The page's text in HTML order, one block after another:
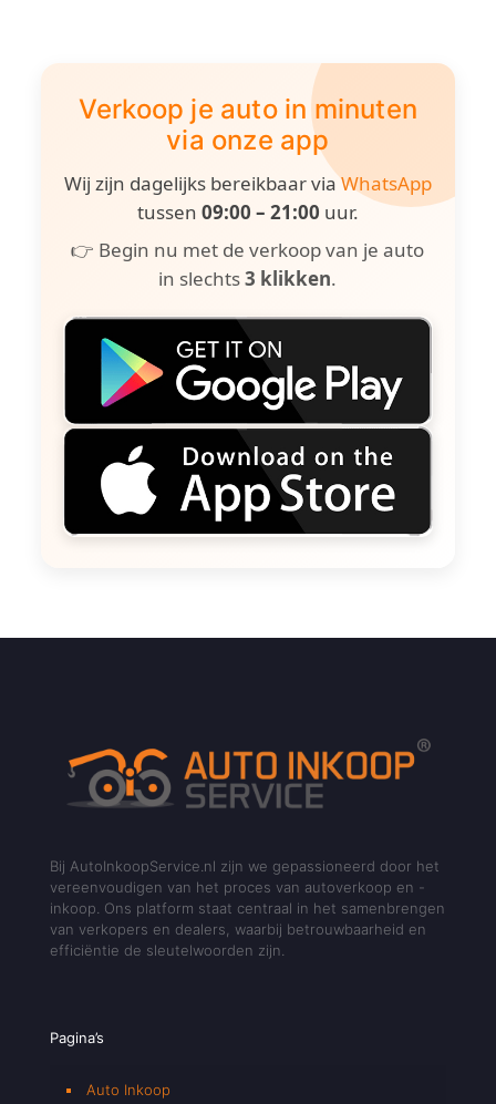
Verkoop je auto in minuten
via onze app
Wij zijn dagelijks bereikbaar viaWhatsApp
tussen 09:00 – 21:00 uur.
👉 Begin nu met de verkoop van je auto
in slechts3 klikken.
Bij AutoInkoopService.nl zijn we gepassioneerd door het
vereenvoudigen van het proces van autoverkoop en -
inkoop. Ons platform staat centraal in het samenbrengen
van verkopers en dealers, waarbij betrouwbaarheid en
efficiëntie de sleutelwoorden zijn.
Pagina’s
Auto Inkoop